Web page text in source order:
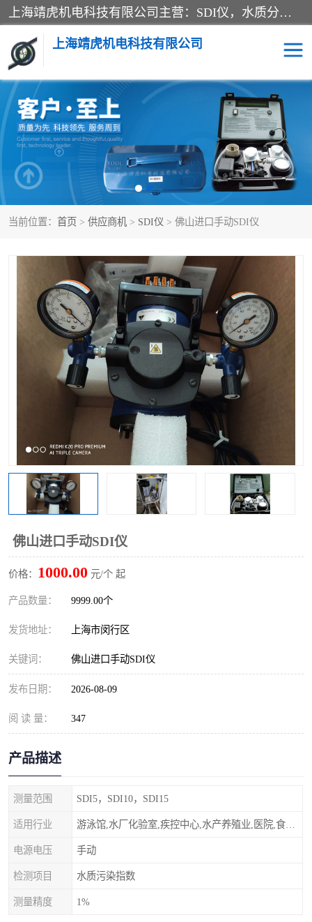
上海靖虎机电科技有限公司主营：SDI仪，水质分析仪，水质检测仪产品；上海靖虎机电科技有限公司在专业制造和研发等方面的强大的平台优势，利用自身在自动化仪表、自控系统及环保监测仪器的专长，以优良的技术，优越的产品质量和良好的服务质量与广大客户真诚合作。
上海靖虎机电科技有限公司
当前位置： 首页 > 供应商机 > SDI仪 > 佛山进口手动SDI仪
佛山进口手动SDI仪
价格： 1000.00 元/个 起
产品数量： 9999.00个
发货地址： 上海市闵行区
关键词： 佛山进口手动SDI仪
发布日期： 2026-08-09
阅 读 量： 347
产品描述
测量范围 SDI5，SDI10，SDI15
适用行业
电源电压 手动
检测项目 水质污染指数
测量精度 1%
SDI仪 过滤膜过滤纸
PH电导测试笔 水质分析仪
水质检测仪 电导测试笔
PH电导测试仪